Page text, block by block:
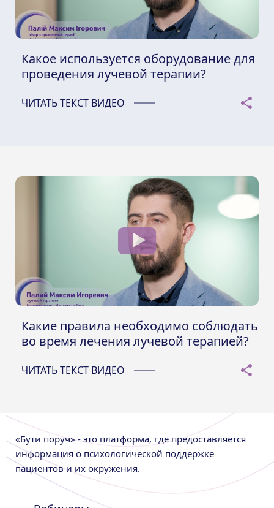
Какое используется оборудование для
проведения лучевой терапии?
ЧИТАТЬ ТЕКСТ ВИДЕО
Какие правила необходимо соблюдать
во время лечения лучевой терапией?
ЧИТАТЬ ТЕКСТ ВИДЕО
«Бути поруч» - это платформа, где предоставляется
информация о психологической поддержке
пациентов и их окружения.